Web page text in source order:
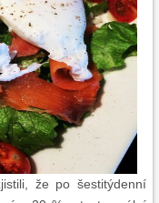
že po šestitýdenní